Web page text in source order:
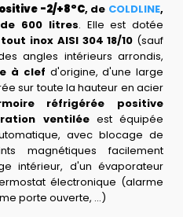
-2/+8°C, de COLDLINE,
600 litres. Elle est dotée
tout inox AISI 304 18/10 (sauf
angles intérieurs arrondis,
à clef d'origine, d'une large
sur toute la hauteur en acier
réfrigérée positive
ventiléeest équipée
avec blocage de
magnétiques facilement
intérieur, d'un évaporateur
électronique (alarme
porte ouverte, ...)